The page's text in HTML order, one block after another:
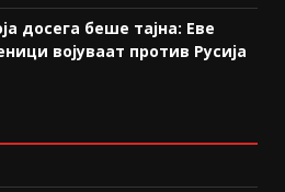
досега беше тајна: Еве
војуваат против Русија